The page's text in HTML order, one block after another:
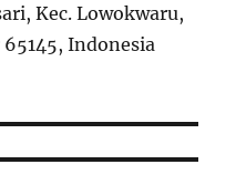
Kec. Lowokwaru,
Indonesia